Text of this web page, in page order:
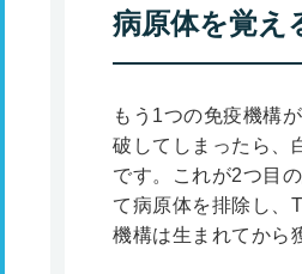
病原体を覚え
もう1つの免疫機構
破してしまったら、
です。これが2つ目
て病原体を排除し、
機構は生まれてから